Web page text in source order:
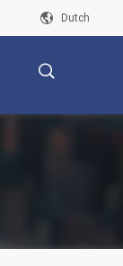
Dutch